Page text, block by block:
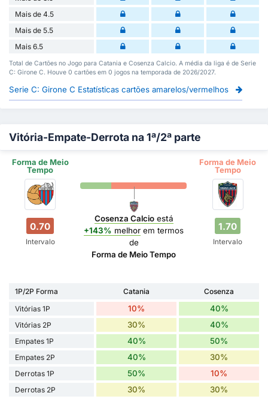
Mais de 4.5
Mais de 5.5
Mais 6.5
Total de Cartões no Jogo para Catania e Cosenza Calcio. A média da liga é de Serie
C: Girone C. Houve 0 cartões em 0 jogos na temporada de 2026/2027.
Serie C: Girone C Estatísticas cartões amarelos/vermelhos
Vitória-Empate-Derrota na 1ª/2ª parte
Forma de Meio
Tempo
Forma de Meio
Tempo
0.70
Intervalo
Cosenza Calcioestá
+143% melhor em termos
de
Forma de Meio Tempo
1.70
Intervalo
1P/2P Forma Catania
Cosenza
Vitórias 1P
10% 40%
Vitórias 2P 30% 40%
Empates 1P 40% 50%
Empates 2P 40% 30%
Derrotas 1P 50% 10%
Derrotas 2P 30% 30%